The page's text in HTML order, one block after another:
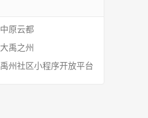
中原云都
大禹之州
禹州社区小程序开放平台